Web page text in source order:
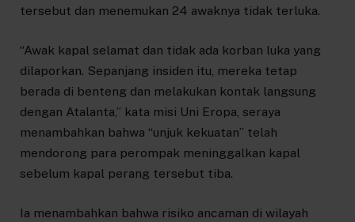
tersebut dan menemukan 24 awaknya tidak terluka.
“Awak kapal selamat dan tidak ada korban luka yang
dilaporkan. Sepanjang insiden itu, mereka tetap
berada di benteng dan melakukan kontak langsung
dengan Atalanta,” kata misi Uni Eropa, seraya
menambahkan bahwa “unjuk kekuatan” telah
mendorong para perompak meninggalkan kapal
sebelum kapal perang tersebut tiba.
Ia menambahkan bahwa risiko ancaman di wilayah